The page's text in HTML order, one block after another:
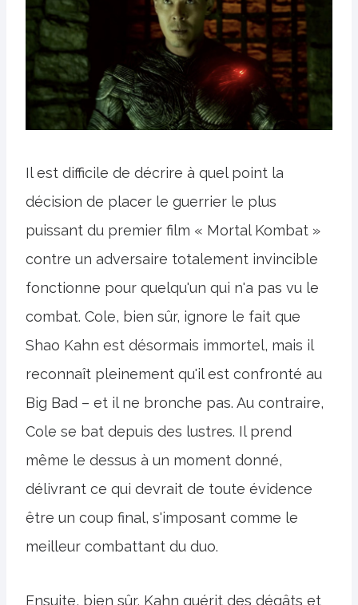
Il est difficile de décrire à quel point la
décision de placer le guerrier le plus
puissant du premier film « Mortal Kombat »
contre un adversaire totalement invincible
fonctionne pour quelqu'un qui n'a pas vu le
combat. Cole, bien sûr, ignore le fait que
Shao Kahn est désormais immortel, mais il
reconnaît pleinement qu'il est confronté au
Big Bad – et il ne bronche pas. Au contraire,
Cole se bat depuis des lustres. Il prend
même le dessus à un moment donné,
délivrant ce qui devrait de toute évidence
être un coup final, s'imposant comme le
meilleur combattant du duo.
Ensuite, bien sûr, Kahn guérit des dégâts et